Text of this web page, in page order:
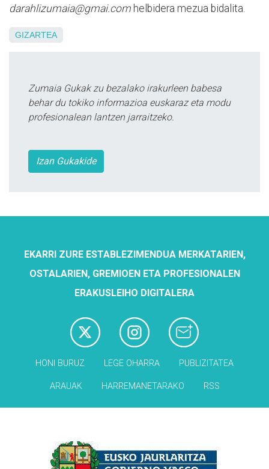
darahlizumaia@gmai.com helbidera mezua bidalita.
GIZARTEA
Zumaia Gukak zu bezalako irakurleen babesa
behar du tokiko informazioa euskaraz eta modu
profesionalean lantzen jarraitzeko.
Izan Gukakide
EKARRI ZURE ESTABLEZIMENDUA MERKATARIEN,
OSTALARIEN, GREMIOEN ETA PROFESIONALEN
ERAKUSLEIHO DIGITALERA
HONI BURUZ LEGE OHARRA PUBLIZITATEA
ARAUAK HARREMANETARAKO RSS